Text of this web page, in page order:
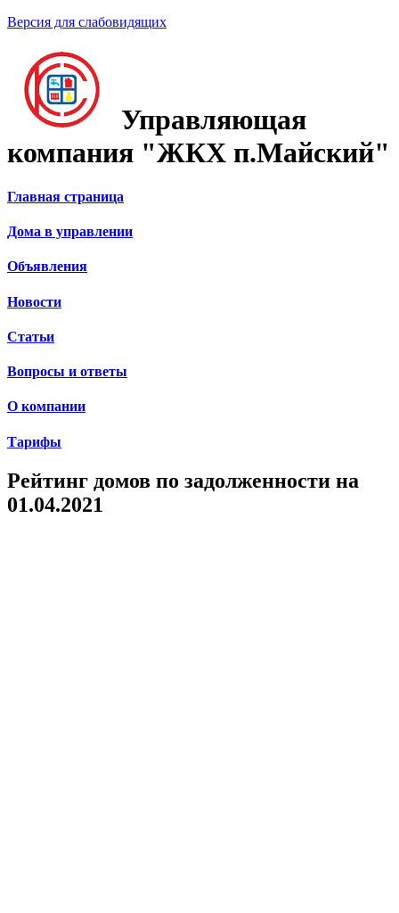
Версия для слабовидящих
Управляющая
компания "ЖКХ п.Майский"
Главная страница
Дома в управлении
Объявления
Новости
Статьи
Вопросы и ответы
О компании
Тарифы
Рейтинг домов по задолженности на
01.04.2021